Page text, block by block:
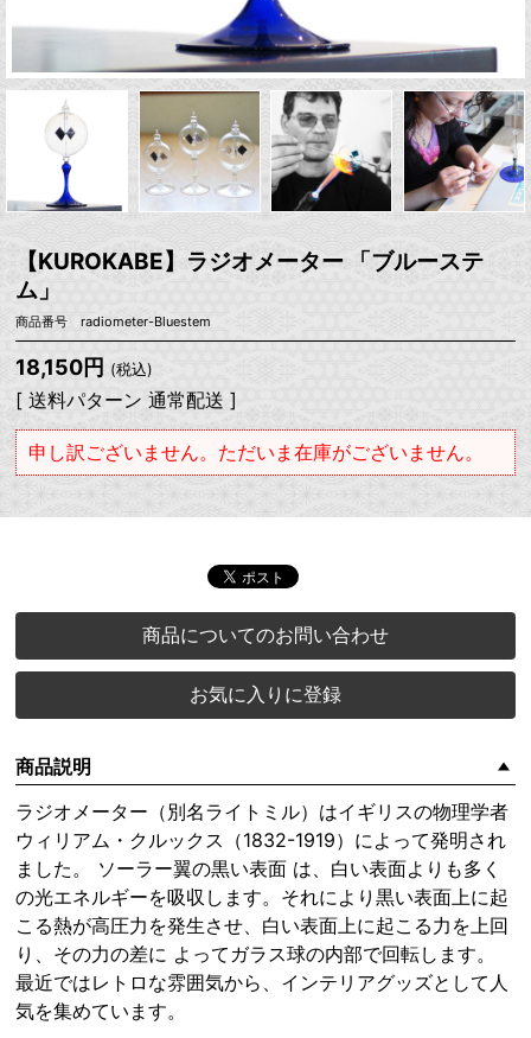
【KUROKABE】ラジオメーター 「ブルーステ
ム」
商品番号 radiometer-Bluestem
18,150円 (税込)
[ 送料パターン 通常配送 ]
申し訳ございません。ただいま在庫がございません。
商品についてのお問い合わせ
お気に入りに登録
商品説明
ラジオメーター（別名ライトミル）はイギリスの物理学者
ウィリアム・クルックス（1832-1919）によって発明され
ました。 ソーラー翼の黒い表面 は、白い表面よりも多く
の光エネルギーを吸収します。それにより黒い表面上に起
こる熱が高圧力を発生させ、白い表面上に起こる力を上回
り、その力の差に よってガラス球の内部で回転します。
最近ではレトロな雰囲気から、インテリアグッズとして人
気を集めています。